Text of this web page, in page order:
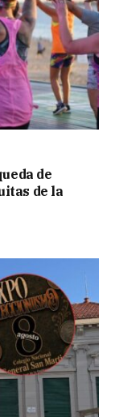
de
de la